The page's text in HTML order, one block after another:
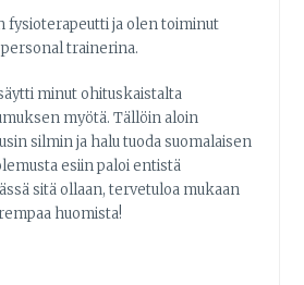
fysioterapeutti ja olen toiminut
trainerina.
minut ohituskaistalta
myötä. Tällöin aloin
silmin ja halu tuoda suomalaisen
esiin paloi entistä
sitä ollaan, tervetuloa mukaan
huomista!